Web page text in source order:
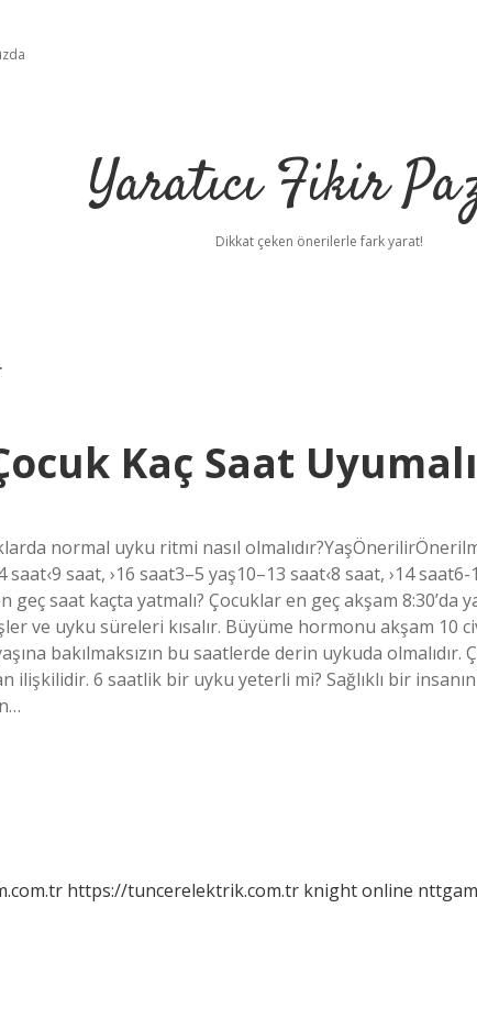
Yaratıcı Fikir
Dikkat çeken önerilerle fark yarat!
Kaç Saat Uyumalı
normal uyku ritmi nasıl
saat, ›16 saat3–5 yaş10–13 saat‹8 saat, ›14 saat6-
geç saat kaçta yatmalı? Çocuklar en geç akşam 8:30’da
ve uyku süreleri kısalır. Büyüme hormonu akşam 10
bakılmaksızın bu saatlerde derin uykuda olmalıdır.
6 saatlik bir uyku yeterli mi? Sağlıklı bir
https://tuncerelektrik.com.tr knight online